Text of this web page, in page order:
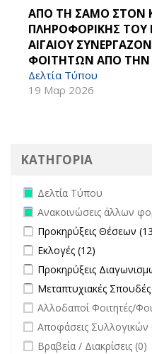
ΑΠΟ ΤΗ ΣΑΜΟ ΣΤΟΝ
ΠΛΗΡΟΦΟΡΙΚΗΣ ΤΟΥ
ΑΙΓΑΙΟΥ
ΦΟΙΤΗΤΩΝ ΑΠΟ ΤΗΝ
Δελτία Τύπου
19 Μαρ 2026
ΚΑΤΗΓΟΡΙΑ
Remove Δελτία Τύπου
Δελτία Τύπου
Remove Ανακοινώσεις
Ανακοινώσεις άλλων
Apply Προκηρύξεις
Προκηρύξεις Θέσεων
Apply Εκλογές filter
Εκλογές (12)
Apply Προκηρύξεις
Προκηρύξεις
Apply Μεταπτυχιακές
Μεταπτυχιακές
undefined
Αλλοδαποί Φοιτητές/
undefined
Αποφάσεις
undefined
Βραβεία / Διακρίσεις (0)